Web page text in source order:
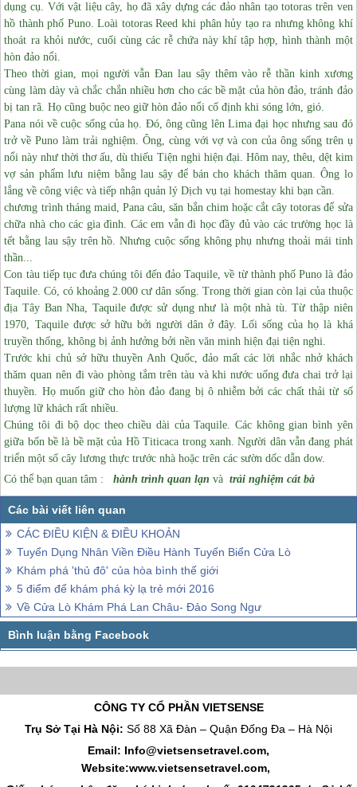
dụng cụ. Với vật liệu cây, họ đã xây dựng các đảo nhân tạo totoras trên ven
hồ thành phố Puno. Loài totoras Reed khi phân hủy tạo ra nhưng không khí
thoát ra khỏi nước, cuối cùng các rễ chứa này khí tập hợp, hình thành một
hòn đảo nổi.
Theo thời gian, mọi người vẫn Đan lau sậy thêm vào rễ thần kinh xương
cùng làm dày và chắc chắn nhiều hơn cho các bề mặt của hòn đảo, tránh đảo
bị tan rã. Họ cũng buộc neo giữ hòn đảo nổi cố định khi sóng lớn, gió.
Pana nói về cuộc sống của họ. Đó, ông cũng lên Lima đại học nhưng sau đó
trở về Puno làm trải nghiệm. Ông, cùng với vợ và con của ông sống trên ụ
nổi này như thời thơ ấu, dù thiếu Tiện nghi hiện đại. Hôm nay, thêu, dệt kim
vợ sản phẩm lưu niệm bằng lau sậy để bán cho khách thăm quan. Ông lo
lắng về công việc và tiếp nhận quản lý Dịch vụ tại homestay khi bạn cần.
chương trình tháng maid, Pana câu, săn bắn chim hoặc cắt cây totoras để sửa
chữa nhà cho các gia đình. Các em vẫn đi học đầy đủ vào các trường học là
tết bằng lau sậy trên hồ. Nhưng cuộc sống không phụ nhưng thoải mái tinh
thần...
Con tàu tiếp tục đưa chúng tôi đến đảo Taquile, về từ thành phố Puno là đảo
Taquile. Có, có khoảng 2.000 cư dân sống. Trong thời gian còn lại của thuộc
địa Tây Ban Nha, Taquile được sử dụng như là một nhà tù.Từ thập niên
1970, Taquile được sở hữu bởi người dân ở đây. Lối sống của họ là khá
truyền thống, không bị ảnh hưởng bởi nền văn minh hiện đại tiện nghi.
Trước khi chủ sở hữu thuyền Anh Quốc, đảo mất các lời nhắc nhở khách
thăm quan nên đi vào phòng tắm trên tàu và khi nước uống đưa chai trở lại
thuyền. Họ muốn giữ cho hòn đảo đang bị ô nhiễm bởi các chất thải từ số
lượng lữ khách rất nhiều.
Chúng tôi đi bộ dọc theo chiều dài của Taquile. Các không gian bình yên
giữa bốn bề là bề mặt của Hồ Titicaca trong xanh. Người dân vẫn đang phát
triển một số cây lương thực trước nhà hoặc trên các sườn dốc dẫn dow.
Có thể bạn quan tâm :
hành trình quan lạn vàtrải nghiệm cát bà
CÁC ĐIỀU KIỆN & ĐIỀU KHOẢN
Tuyển Dụng Nhân Viền Điều Hành Tuyến Biển Cửa Lò
Khám phá 'thủ đô' của hòa bình thế giới
5 điểm để khám phá kỳ lạ trẻ mới 2016
Về Cửa Lò Khám Phá Lan Châu- Đảo Song Ngư
CÔNG TY CỔ PHẦN VIETSENSE
Trụ Sở Tại Hà Nội: Số 88 Xã Đàn – Quận Đống Đa – Hà Nội
Email: Info@vietsensetravel.com,
Website:www.vietsensetravel.com,